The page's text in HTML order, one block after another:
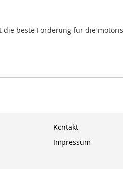
beste Förderung für die
Kontakt
Impressum